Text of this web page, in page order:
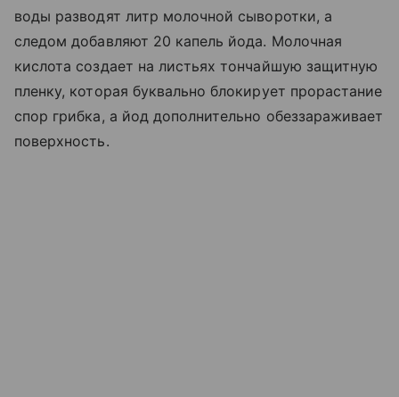
воды разводят литр молочной сыворотки, а
следом добавляют 20 капель йода. Молочная
кислота создает на листьях тончайшую защитную
пленку, которая буквально блокирует прорастание
спор грибка, а йод дополнительно обеззараживает
поверхность.